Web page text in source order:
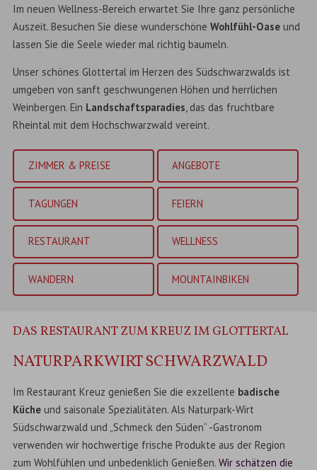
Im neuen Wellness-Bereich erwartet Sie Ihre ganz persönliche
Auszeit. Besuchen Sie diese wunderschöneWohlfühl-Oase und
lassen Sie die Seele wieder mal richtig baumeln.
Unser schönes Glottertal im Herzen des Südschwarzwalds ist
umgeben von sanft geschwungenen Höhen und herrlichen
Weinbergen. Ein Landschaftsparadies, das das fruchtbare
Rheintal mit dem Hochschwarzwald vereint.
ZIMMER & PREISE ANGEBOTE
TAGUNGEN FEIERN
RESTAURANT WELLNESS
WANDERN MOUNTAINBIKEN
DAS RESTAURANT ZUM KREUZ IM GLOTTERTAL
NATURPARKWIRT SCHWARZWALD
Im Restaurant Kreuz genießen Sie die exzellente badische
Küche und saisonale Spezialitäten. Als Naturpark-Wirt
Südschwarzwald und „Schmeck den Süden“ -Gastronom
verwenden wir hochwertige frische Produkte aus der Region
zum Wohlfühlen und unbedenklich Genießen.Wir schätzen die